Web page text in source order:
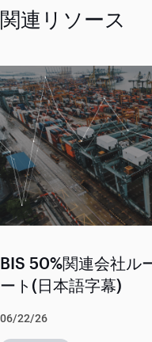
関連リソース
BIS 50%関連会社ル
ート(日本語字幕)
06/22/26